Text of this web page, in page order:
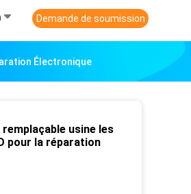
Demande de soumission
Électronique
usine les
pour la réparation